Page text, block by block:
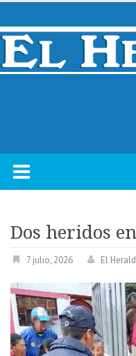
Skip
content
Dos heridos
7 julio, 2026 El